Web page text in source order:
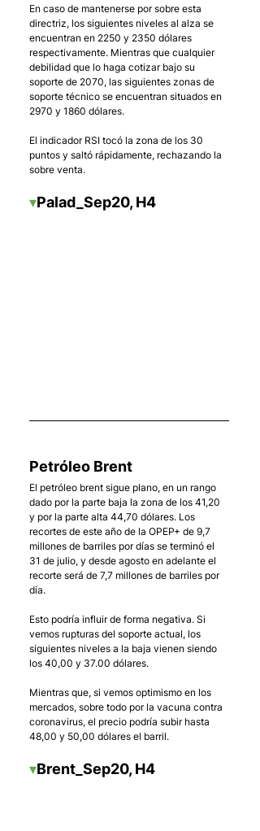
En caso de mantenerse por sobre esta
directriz, los siguientes niveles al alza se
encuentran en 2250 y 2350 dólares
respectivamente. Mientras que cualquier
debilidad que lo haga cotizar bajo su
soporte de 2070, las siguientes zonas de
soporte técnico se encuentran situados en
2970 y 1860 dólares.
El indicador RSI tocó la zona de los 30
puntos y saltó rápidamente, rechazando la
sobre venta.
▾Palad_Sep20, H4
Petróleo Brent
El petróleo brent sigue plano, en un rango
dado por la parte baja la zona de los 41,20
y por la parte alta 44,70 dólares. Los
recortes de este año de la OPEP+ de 9,7
millones de barriles por días se terminó el
31 de julio, y desde agosto en adelante el
recorte será de 7,7 millones de barriles por
día.
Esto podría influir de forma negativa. Si
vemos rupturas del soporte actual, los
siguientes niveles a la baja vienen siendo
los 40,00 y 37.00 dólares.
Mientras que, si vemos optimismo en los
mercados, sobre todo por la vacuna contra
coronavirus, el precio podría subir hasta
48,00 y 50,00 dólares el barril.
▾Brent_Sep20, H4